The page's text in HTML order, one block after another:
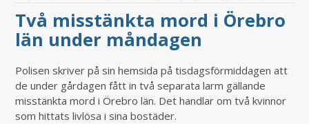
Två misstänkta mord i Örebro
län under måndagen
Polisen skriver på sin hemsida på tisdagsförmiddagen att
de under gårdagen fått in två separata larm gällande
misstänkta mord i Örebro län. Det handlar om två kvinnor
som hittats livlösa i sina bostäder.